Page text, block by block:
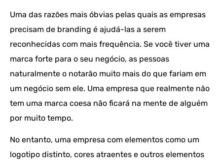
Uma das razões mais óbvias pelas quais as empresas
precisam de branding é ajudá-las a serem
reconhecidas com mais frequência. Se você tiver uma
marca forte para o seu negócio, as pessoas
naturalmente o notarão muito mais do que fariam em
um negócio sem ele. Uma empresa que realmente não
tem uma marca coesa não ficará na mente de alguém
por muito tempo.
No entanto, uma empresa com elementos como um
logotipo distinto, cores atraentes e outros elementos